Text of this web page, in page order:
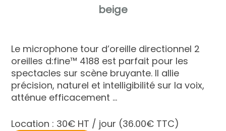
beige
Le microphone tour d’oreille directionnel 2
oreilles d:fine™ 4188 est parfait pour les
spectacles sur scène bruyante. Il allie
précision, naturel et intelligibilité sur la voix,
atténue efficacement ...
Location : 30€ HT / jour (36.00€ TTC)